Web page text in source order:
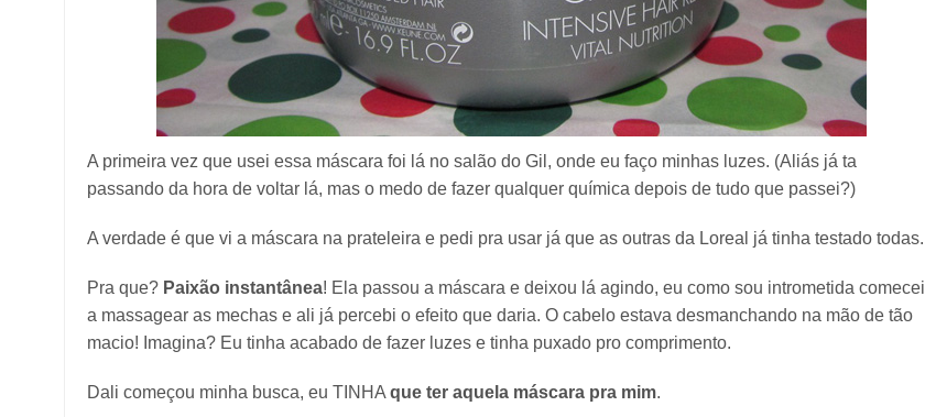
A primeira vez que usei essa máscara foi lá no salão do Gil, onde eu faço minhas luzes. (Aliás já ta
passando da hora de voltar lá, mas o medo de fazer qualquer química depois de tudo que passei?)
A verdade é que vi a máscara na prateleira e pedi pra usar já que as outras da Loreal já tinha testado todas.
Pra que? Paixão instantânea! Ela passou a máscara e deixou lá agindo, eu como sou intrometida comecei
a massagear as mechas e ali já percebi o efeito que daria. O cabelo estava desmanchando na mão de tão
macio! Imagina? Eu tinha acabado de fazer luzes e tinha puxado pro comprimento.
Dali começou minha busca, eu TINHA que ter aquela máscara pra mim.